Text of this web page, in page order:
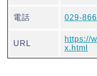
電話 029-
URL
https://
x.html